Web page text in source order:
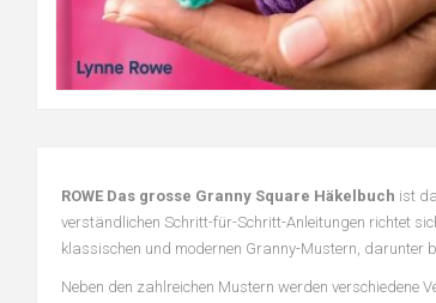
ROWE Das grosse Granny Square Häkelbuch ist
verständlichen Schritt-für-Schritt-Anleitungen richtet
klassischen und modernen Granny-Mustern, darunter
Neben den zahlreichen Mustern werden